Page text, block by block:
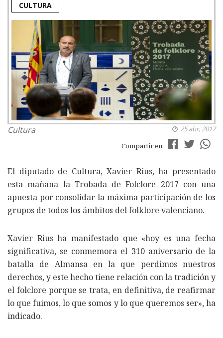
CULTURA
Cultura
25 abr, 2017
Compartir en:
El diputado de Cultura, Xavier Rius, ha presentado
esta mañana la Trobada de Folclore 2017 con una
apuesta por consolidar la máxima participación de los
grupos de todos los ámbitos del folklore valenciano.
Xavier Rius ha manifestado que «hoy es una fecha
significativa, se conmemora el 310 aniversario de la
batalla de Almansa en la que perdimos nuestros
derechos, y este hecho tiene relación con la tradición y
el folclore porque se trata, en definitiva, de reafirmar
lo que fuimos, lo que somos y lo que queremos ser», ha
indicado.